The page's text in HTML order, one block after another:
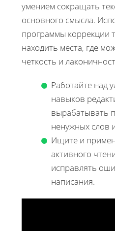
умением сокращать
основного смысла.
программы коррекции
находить места, где
четкость и
Работайте над
навыков
вырабатывать
ненужных слов
Ищите и
активного
исправлять
написания.